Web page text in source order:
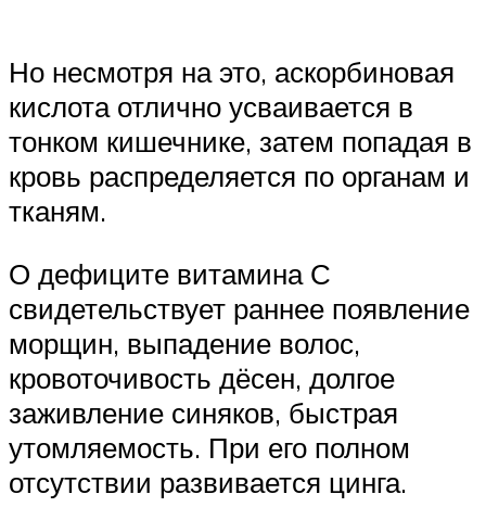
Но несмотря на это, аскорбиновая
кислота отлично усваивается в
тонком кишечнике, затем попадая в
кровь распределяется по органам и
тканям.
О дефиците витамина С
свидетельствует раннее появление
морщин, выпадение волос,
кровоточивость дёсен, долгое
заживление синяков, быстрая
утомляемость. При его полном
отсутствии развивается цинга.